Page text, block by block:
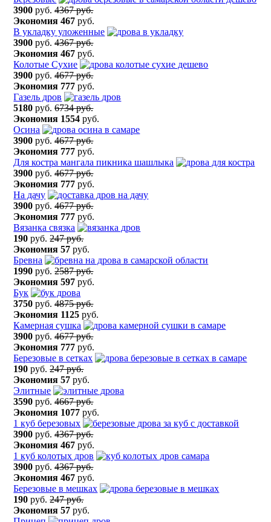
3900 руб.4367 руб.
Экономия 467 руб.
В укладку уложенные
3900 руб.4367 руб.
Экономия 467 руб.
Колотые Сухие
3900 руб.4677 руб.
Экономия 777 руб.
Газель дров
5180 руб.6734 руб.
Экономия 1554 руб.
Осина
3900 руб.4677 руб.
Экономия 777 руб.
Для костра мангала пикника шашлыка
3900 руб.4677 руб.
Экономия 777 руб.
На дачу
3900 руб.4677 руб.
Экономия 777 руб.
Вязанка связка
190 руб.247 руб.
Экономия 57 руб.
Бревна
1990 руб.2587 руб.
Экономия 597 руб.
Бук
3750 руб.4875 руб.
Экономия 1125 руб.
Камерная сушка
3900 руб.4677 руб.
Экономия 777 руб.
Березовые в сетках
190 руб.247 руб.
Экономия 57 руб.
Элитные
3590 руб.4667 руб.
Экономия 1077 руб.
1 куб березовых
3900 руб.4367 руб.
Экономия 467 руб.
1 куб колотых дров
3900 руб.4367 руб.
Экономия 467 руб.
Березовые в мешках
190 руб.247 руб.
Экономия 57 руб.